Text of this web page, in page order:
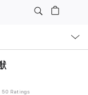
50 Ratings